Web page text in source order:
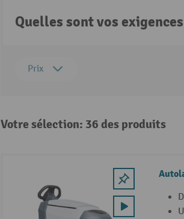
Quelles sont vos
Prix
Votre sélection: 36 des produits